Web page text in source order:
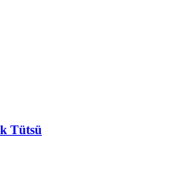
Tütsü